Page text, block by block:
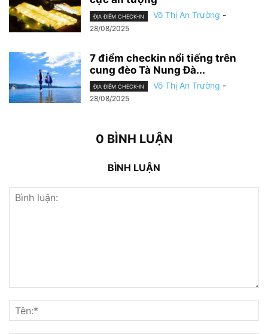
ĐỊA ĐIỂM CHECK-IN Võ Thị An Trường -
28/08/2025
7 điểm checkin nổi tiếng trên
cung đèo Tà Nung Đà...
ĐỊA ĐIỂM CHECK-IN Võ Thị An Trường -
28/08/2025
0 BÌNH LUẬN
BÌNH LUẬN